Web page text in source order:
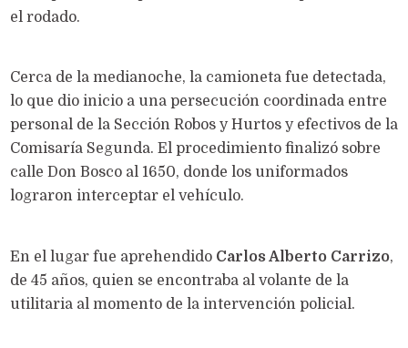
el rodado.
Cerca de la medianoche, la camioneta fue detectada,
lo que dio inicio a una persecución coordinada entre
personal de la Sección Robos y Hurtos y efectivos de la
Comisaría Segunda. El procedimiento finalizó sobre
calle Don Bosco al 1650, donde los uniformados
lograron interceptar el vehículo.
En el lugar fue aprehendido Carlos Alberto Carrizo,
de 45 años, quien se encontraba al volante de la
utilitaria al momento de la intervención policial.